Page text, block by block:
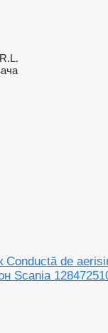
Conductă de
Scania